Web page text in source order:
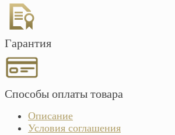
Гарантия
Способы оплаты товара
Описание
Условия соглашения